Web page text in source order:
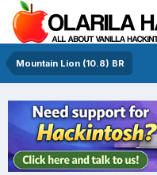
Mountain Lion (10.8) BR